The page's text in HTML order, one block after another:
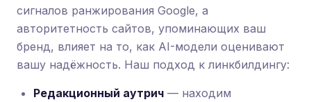
сигналов ранжирования Google, а
авторитетность сайтов, упоминающих ваш
бренд, влияет на то, как AI-модели оценивают
вашу надёжность. Наш подход к линкбилдингу:
Редакционный аутрич — находим